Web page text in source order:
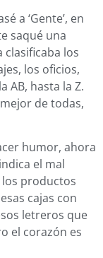
a ‘Gente’, en
saqué una
clasificaba los
los oficios,
AB, hasta la Z.
de todas,
humor, ahora
el mal
productos
cajas con
letreros que
el corazón es